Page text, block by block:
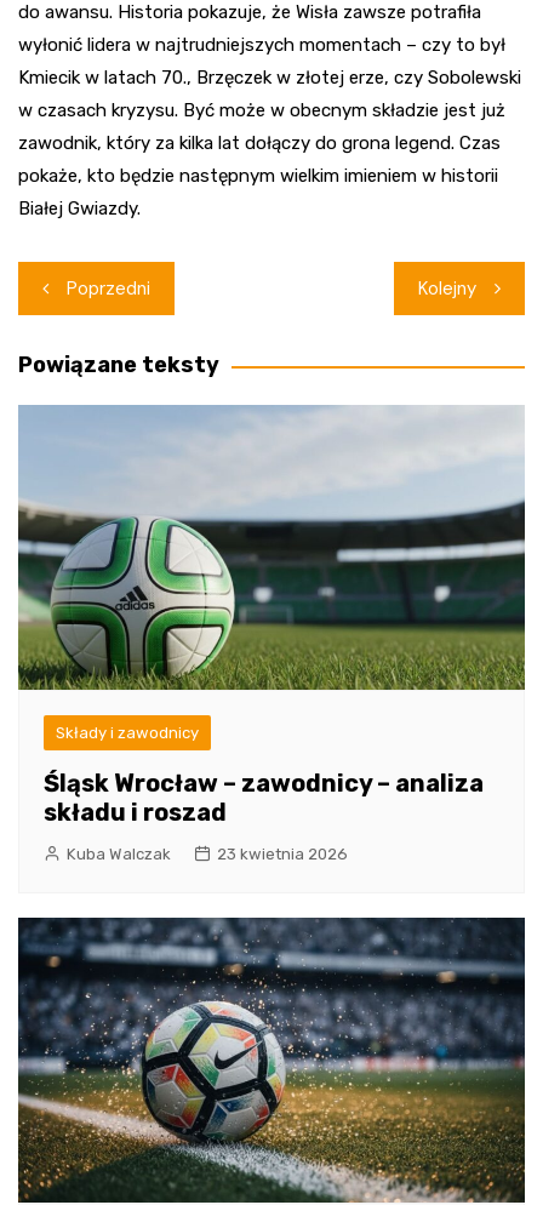
do awansu. Historia pokazuje, że Wisła zawsze potrafiła
wyłonić lidera w najtrudniejszych momentach – czy to był
Kmiecik w latach 70., Brzęczek w złotej erze, czy Sobolewski
w czasach kryzysu. Być może w obecnym składzie jest już
zawodnik, który za kilka lat dołączy do grona legend. Czas
pokaże, kto będzie następnym wielkim imieniem w historii
Białej Gwiazdy.
Nawigacja
wpisu
Poprzedni Kolejny
Powiązane teksty
Składy i zawodnicy
Śląsk Wrocław – zawodnicy – analiza
składu i roszad
Kuba Walczak 23 kwietnia 2026